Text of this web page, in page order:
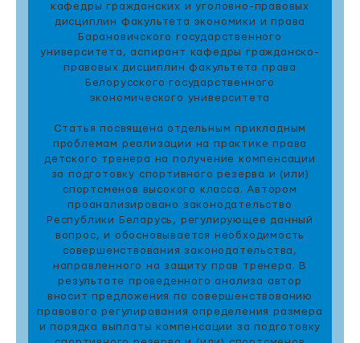
кафедры гражданских и уголовно-правовых
дисциплин факультета экономики и права
Барановичского государственного
университета, аспирант кафедры гражданско-
правовых дисциплин факультета права
Белорусского государственного
экономического университета
Статья посвящена отдельным прикладным
проблемам реализации на практике права
детского тренера на получение компенсации
за подготовку спортивного резерва и (или)
спортсменов высокого класса. Автором
проанализировано законодательство
Республики Беларусь, регулирующее данный
вопрос, и обосновывается необходимость
совершенствования законодательства,
направленного на защиту прав тренера. В
результате проведенного анализа автор
вносит предложения по совершенствованию
правового регулирования определения размера
и порядка выплаты компенсации за подготовку